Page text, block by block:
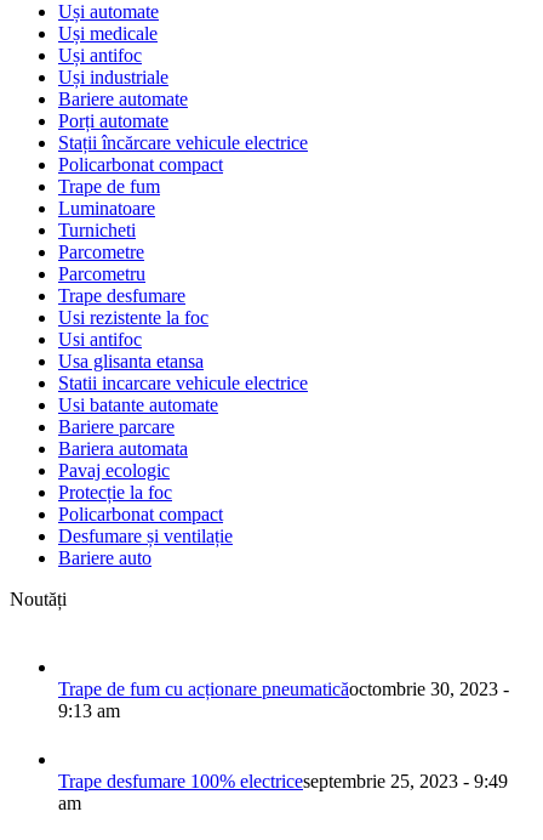
Uși automate
Uși medicale
Uși antifoc
Uși industriale
Bariere automate
Porți automate
Stații încărcare vehicule electrice
Policarbonat compact
Trape de fum
Luminatoare
Turnicheti
Parcometre
Parcometru
Trape desfumare
Usi rezistente la foc
Usi antifoc
Usa glisanta etansa
Statii incarcare vehicule electrice
Usi batante automate
Bariere parcare
Bariera automata
Pavaj ecologic
Protecție la foc
Policarbonat compact
Desfumare și ventilație
Bariere auto
Noutăți
Trape de fum cu acționare pneumaticăoctombrie 30, 2023 -
9:13 am
Trape desfumare 100% electriceseptembrie 25, 2023 - 9:49
am